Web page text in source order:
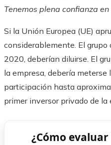
Tenemos plena confianza
Si la Unión Europea (UE)
considerablemente. El grupo
2020, deberían diluirse. El
la empresa, debería
participación hasta
primer inversor privado de la
¿Cómo